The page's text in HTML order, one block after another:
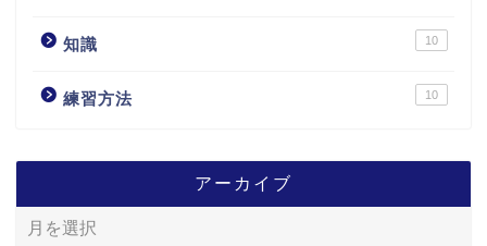
知識 10
練習方法 10
アーカイブ